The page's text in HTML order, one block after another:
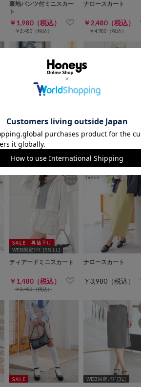
裏地パンツ付ミニスカー
ト
￥1,980（税込）
￥2,480（税込）
ナロースカート
￥2,480（税込）
￥4,980（税込）
ロングスカート
￥2,480（税込）
￥2,980（税込）
WEB限定ｻｲｽﾞ[3L]
マーメイドスカート
￥3,480（税込）
WEB限定ｻｲｽﾞ[SS,LL]
ティアードミニスカート
￥1,480（税込）
￥2,480（税込）
ナロースカート
￥3,980（税込）
WEB限定ｻｲｽﾞ[3L]